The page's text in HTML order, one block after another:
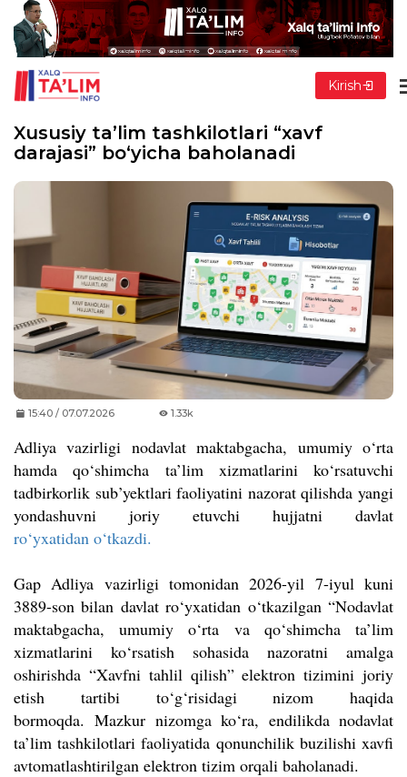
Kirish
Xususiy ta’lim tashkilotlari “xavf
darajasi” bo‘yicha baholanadi
15:40 / 07.07.2026 1.33k
Adliya vazirligi nodavlat maktabgacha, umumiy o‘rta
hamda qo‘shimcha ta’lim xizmatlarini ko‘rsatuvchi
tadbirkorlik sub’yektlari faoliyatini nazorat qilishda yangi
yondashuvni joriy etuvchi hujjatni davlat
ro‘yxatidan o‘tkazdi.
Gap Adliya vazirligi tomonidan 2026-yil 7-iyul kuni
3889-son bilan davlat ro‘yxatidan o‘tkazilgan “Nodavlat
maktabgacha, umumiy o‘rta va qo‘shimcha ta’lim
xizmatlarini ko‘rsatish sohasida nazoratni amalga
oshirishda “Xavfni tahlil qilish” elektron tizimini joriy
etish tartibi to‘g‘risidagi nizom haqida
bormoqda.Mazkur nizomga ko‘ra, endilikda nodavlat
ta’lim tashkilotlari faoliyatida qonunchilik buzilishi xavfi
avtomatlashtirilgan elektron tizim orqali baholanadi.